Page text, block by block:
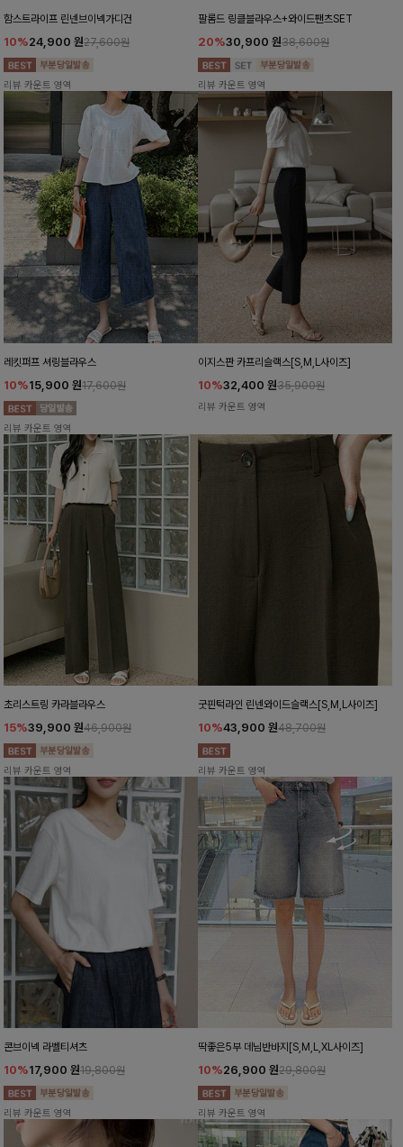
함스트라이프 린넨브이넥가디건
10%24,900 원27,600원
리뷰 카운트 영역
팔롬드 링클블라우스+와이드팬츠SET
20%30,900 원38,600원
리뷰 카운트 영역
레킷퍼프 셔링블라우스
10%15,900 원17,600원
리뷰 카운트 영역
이지스판 카프리슬랙스[S,M,L사이즈]
10%32,400 원35,900원
리뷰 카운트 영역
초리스트링 카라블라우스
15%39,900 원46,900원
리뷰 카운트 영역
굿핀턱라인 린넨와이드슬랙스[S,M,L사이즈]
10%43,900 원48,700원
리뷰 카운트 영역
콘브이넥 라벨티셔츠
10%17,900 원19,800원
리뷰 카운트 영역
딱좋은5부 데님반바지[S,M,L,XL사이즈]
10%26,900 원29,800원
리뷰 카운트 영역